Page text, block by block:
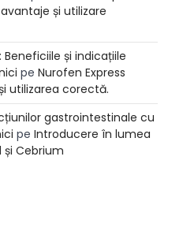
și utilizare
Beneficiile și indicațiile
pe Nurofen Express
utilizarea corectă.
gastrointestinale cu
pe Introducere în lumea
Cebrium